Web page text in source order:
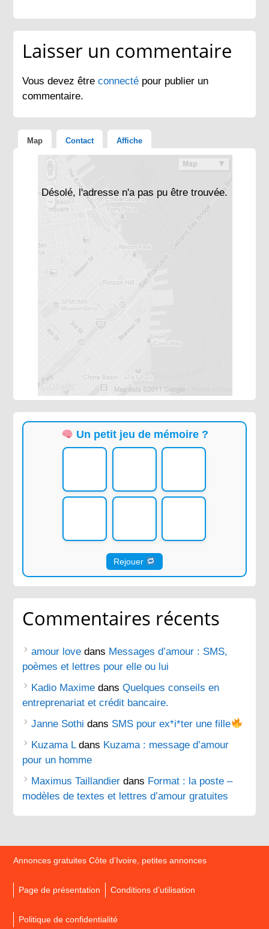
Laisser un commentaire
Vous devez êtreconnecté pour publier un
commentaire.
Map Contact Affiche
Désolé, l'adresse n'a pas pu être trouvée.
Un petit jeu de mémoire ?
Rejouer
Commentaires récents
amour love dans Messages d’amour : SMS,
poèmes et lettres pour elle ou lui
Kadio Maxime dansQuelques conseils en
entreprenariat et crédit bancaire.
Janne Sothi dans SMS pour ex*i*ter une fille
Kuzama Ldans Kuzama : message d’amour
pour un homme
Maximus Taillandier dans Format : la poste –
modèles de textes et lettres d’amour gratuites
Annonces gratuites Côte d’Ivoire, petites annonces
Page de présentation Conditions d’utilisation
Politique de confidentialité